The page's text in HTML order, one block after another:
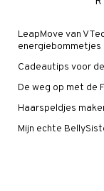
LeapMove van
energiebommetjes
Cadeautips voor
De weg op met de
Haarspeldjes
Mijn echte